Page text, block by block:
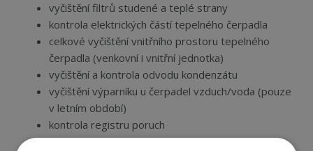
vyčištění filtrů studené a teplé strany
kontrola elektrických částí tepelného čerpadla
celkové vyčištění vnitřního prostoru tepelného
čerpadla (venkovní i vnitřní jednotka)
vyčištění a kontrola odvodu kondenzátu
vyčištění výparníku u čerpadel vzduch/voda (pouze
v letním období)
kontrola registru poruch
kontrola nastavení regulátoru a provozních